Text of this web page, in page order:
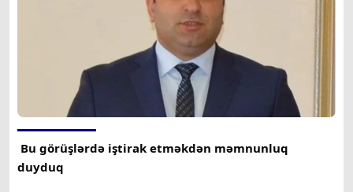
Bu görüşlərdə iştirak etməkdən məmnunluq